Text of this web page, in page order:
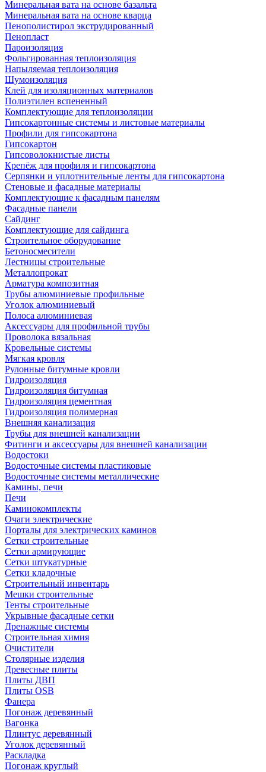
Минеральная вата на основе базальта
Минеральная вата на основе кварца
Пенополистирол экструдированный
Пенопласт
Пароизоляция
Фольгированная теплоизоляция
Напыляемая теплоизоляция
Шумоизоляция
Клей для изоляционных материалов
Полиэтилен вспененный
Комплектующие для теплоизоляции
Гипсокартонные системы и листовые материалы
Профили для гипсокартона
Гипсокартон
Гипсоволокнистые листы
Крепёж для профиля и гипсокартона
Серпянки и уплотнительные ленты для гипсокартона
Стеновые и фасадные материалы
Комплектующие к фасадным панелям
Фасадные панели
Сайдинг
Комплектующие для сайдинга
Строительное оборудование
Бетоносмесители
Лестницы строительные
Металлопрокат
Арматура композитная
Трубы алюминиевые профильные
Уголок алюминиевый
Полоса алюминиевая
Аксессуары для профильной трубы
Проволока вязальная
Кровельные системы
Мягкая кровля
Рулонные битумные кровли
Гидроизоляция
Гидроизоляция битумная
Гидроизоляция цементная
Гидроизоляция полимерная
Внешняя канализация
Трубы для внешней канализации
Фитинги и аксессуары для внешней канализации
Водостоки
Водосточные системы пластиковые
Водосточные системы металлические
Камины, печи
Печи
Каминокомплекты
Очаги электрические
Порталы для электрических каминов
Сетки строительные
Сетки армирующие
Сетки штукатурные
Сетки кладочные
Строительный инвентарь
Мешки строительные
Тенты строительные
Укрывные фасадные сетки
Дренажные системы
Строительная химия
Очистители
Столярные изделия
Древесные плиты
Плиты ДВП
Плиты OSB
Фанера
Погонаж деревянный
Вагонка
Плинтус деревянный
Уголок деревянный
Раскладка
Погонаж круглый